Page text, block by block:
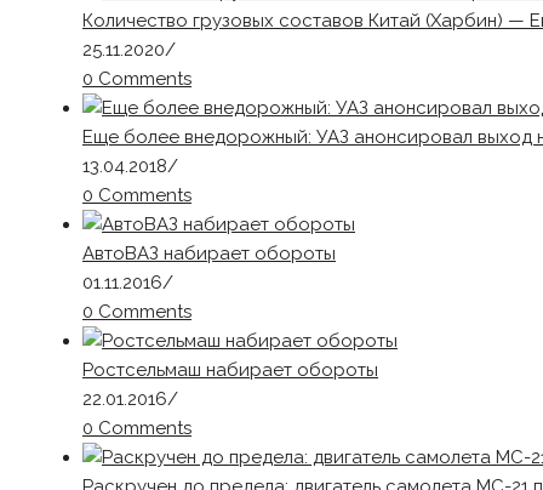
Количество грузовых составов Китай (Харбин) —
25.11.2020/
0 Comments
Еще более внедорожный: УАЗ анонсировал выход
13.04.2018/
0 Comments
АвтоВАЗ набирает обороты
01.11.2016/
0 Comments
Ростсельмаш набирает обороты
22.01.2016/
0 Comments